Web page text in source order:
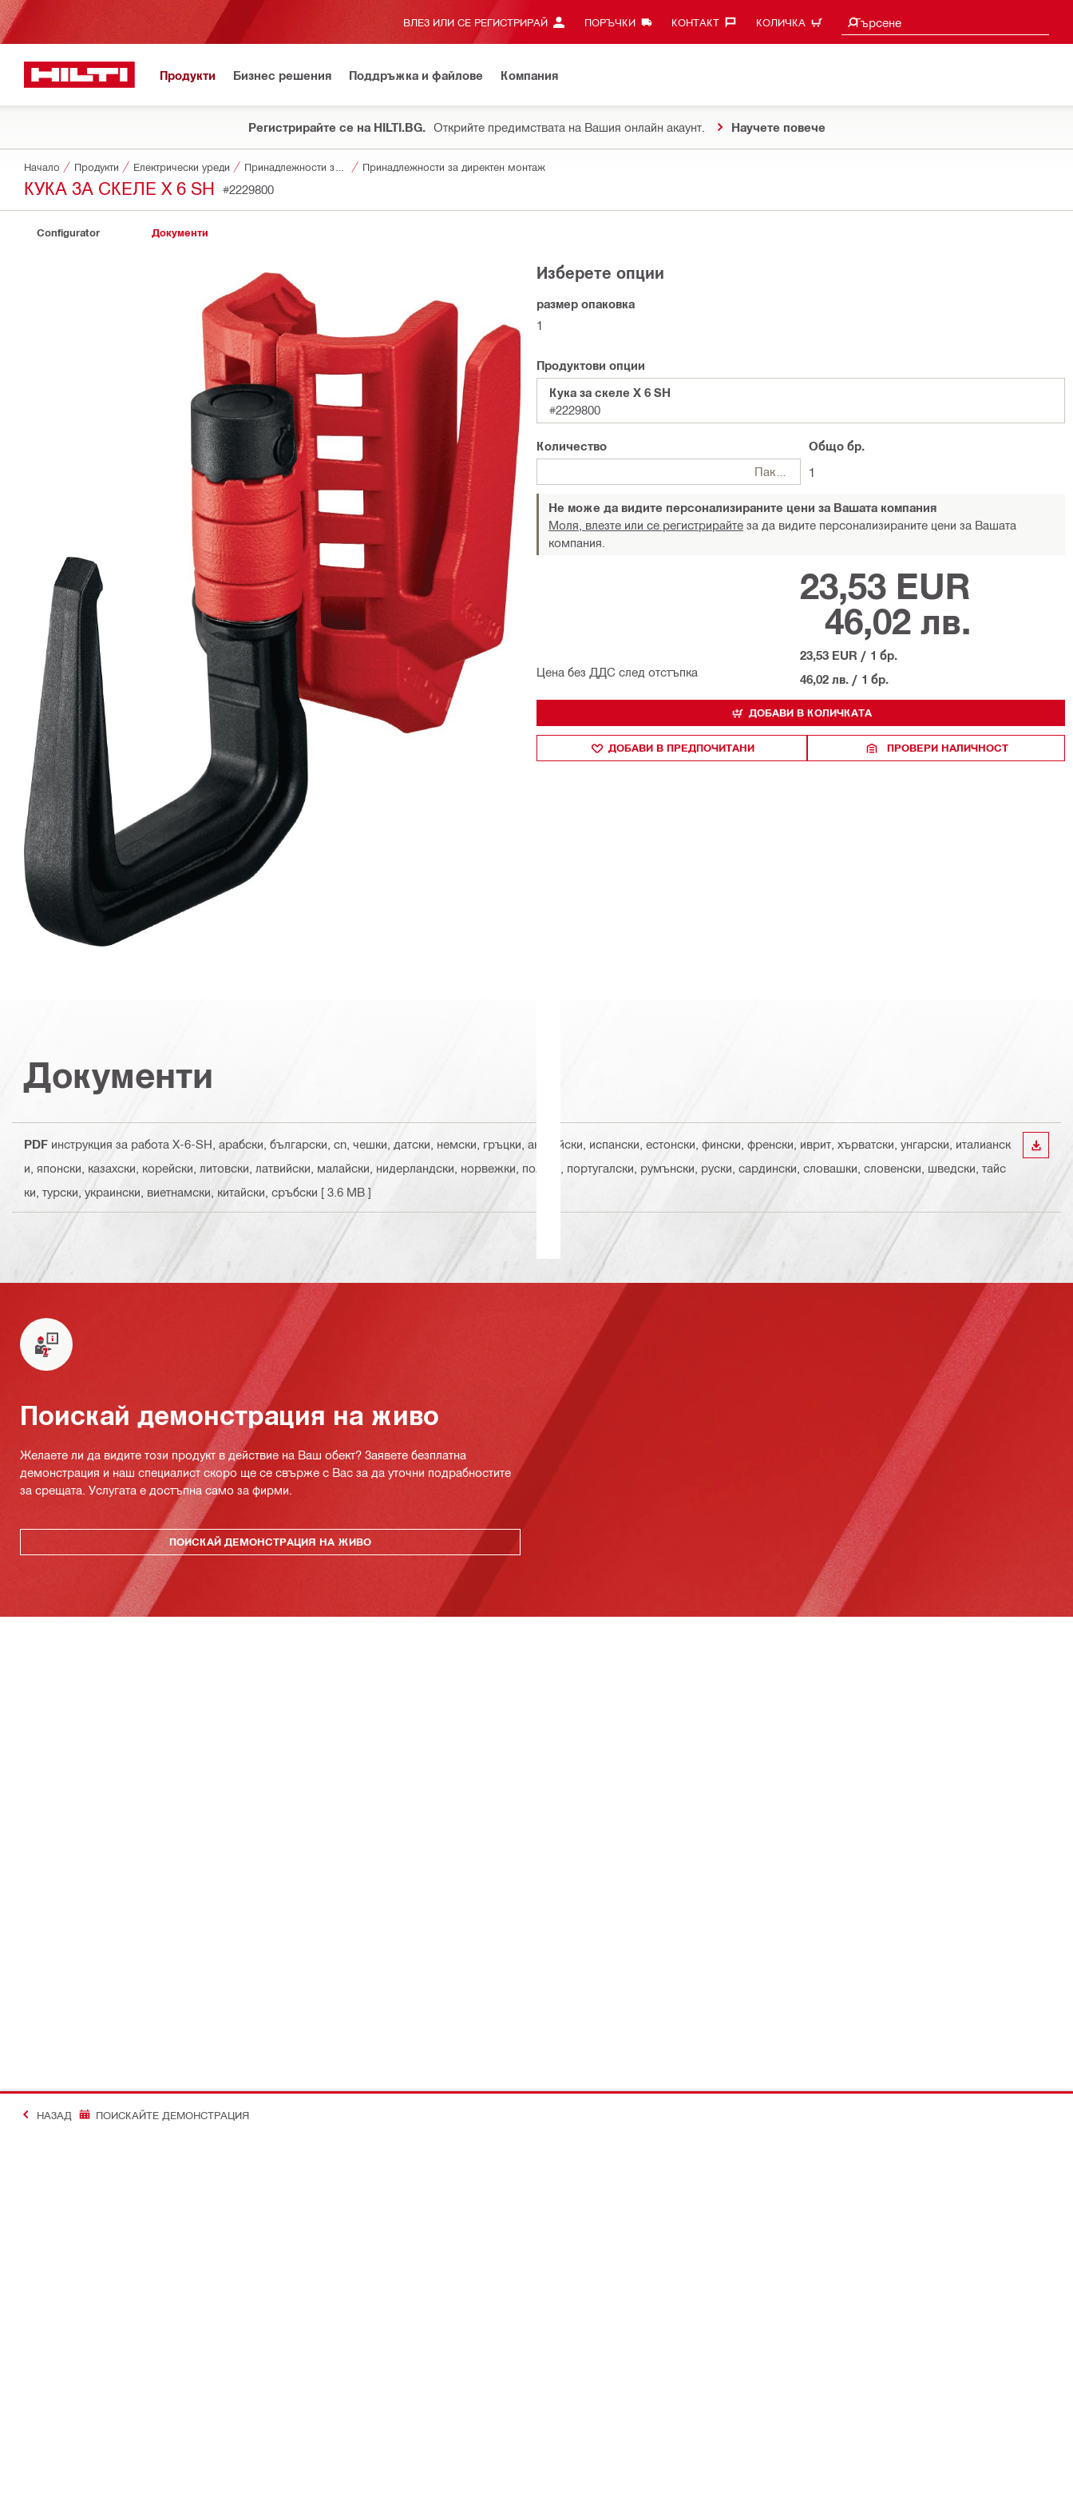
ВЛЕЗ ИЛИ СЕ РЕГИСТРИРАЙ ПОРЪЧКИ КОНТАКТ‎ КОЛИЧКА Търсене
Търси предложения
Продукти Бизнес решения Поддръжка и файлове Компания
Регистрирайте се на HILTI.BG. Открийте предимствата на Вашия онлайн акаунт. Научете повече
Начало Продукти Електрически уреди Принадлежности за директен монтаж
КУКА ЗА СКЕЛЕ X 6 SH #2229800
Configurator Документи
Изберете опции
размер опаковка
1
Продуктови опции
Кука за скеле X 6 SH
#2229800
Количество
Общо бр.
1
Не може да видите персонализираните цени за Вашата компания
Моля, влезте или се регистрирайте за да видите персонализираните цени за Вашата
компания.
Цена без ДДС след отстъпка
23,53 EUR
46,02 лв.
23,53 EUR / 1 бр.
46,02 лв. / 1 бр.
ДОБАВИ В КОЛИЧКАТА
ДОБАВИ В ПРЕДПОЧИТАНИ ПРОВЕРИ НАЛИЧНОСТ
Документи
PDF инструкция за работа X-6-SH , арабски, български, cn, чешки, датски, немски, гръцки, английски, испански, естонски, фински, френски, иврит, хърватски, унгарски, италианск
и, японски, казахски, корейски, литовски, латвийски, малайски, нидерландски, норвежки, полски, португалски, румънски, руски, сардински, словашки, словенски, шведски, тайс
ки, турски, украински, виетнамски, китайски, сръбски [ 3.6 MB ]
Поискай демонстрация на живо
Желаете ли да видите този продукт в действие на Ваш обект? Заявете безплатна
демонстрация и наш специалист скоро ще се свърже с Вас за да уточни подрабностите
за срещата. Услугата е достъпна само за фирми.
ПОИСКАЙ ДЕМОНСТРАЦИЯ НА ЖИВО
НАЗАД ПОИСКАЙТЕ ДЕМОНСТРАЦИЯ